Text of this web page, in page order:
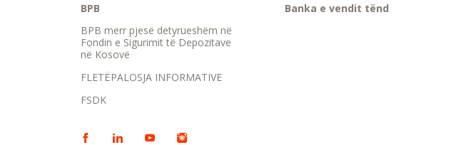
BPB
BPB merr pjesë detyrueshëm në
Fondin e Sigurimit të Depozitave
në Kosovë
FLETËPALOSJA INFORMATIVE
FSDK
Banka e vendit tënd